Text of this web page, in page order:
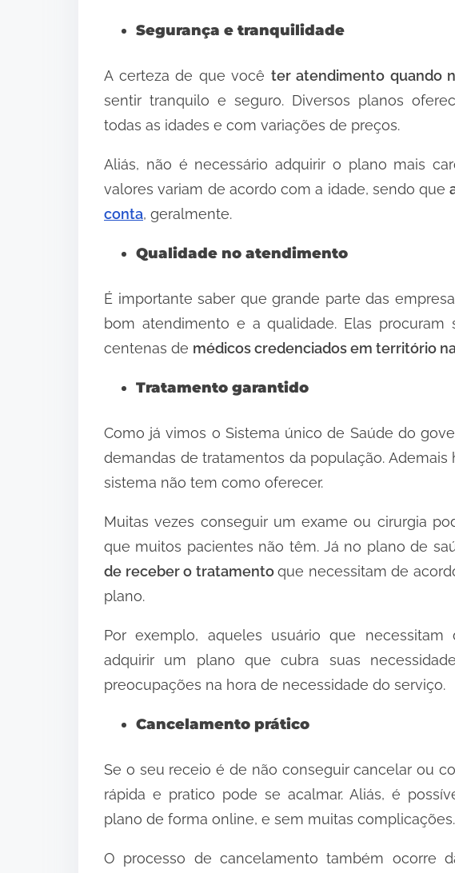
Segurança e tranquilidade
A certeza de que você ter atendimento quando
sentir tranquilo e seguro. Diversos planos
todas as idades e com variações de preços.
Aliás, não é necessário adquirir o plano mais
valores variam de acordo com a idade, sendo que
conta, geralmente.
Qualidade no atendimento
É importante saber que grande parte das
bom atendimento e a qualidade. Elas
centenas de médicos credenciados em território
Tratamento garantido
Como já vimos o Sistema único de Saúde do
demandas de tratamentos da população.
sistema não tem como oferecer.
Muitas vezes conseguir um exame ou cirurgia
que muitos pacientes não têm. Já no plano de
de receber o tratamentoque necessitam de
plano.
Por exemplo, aqueles usuário que
adquirir um plano que cubra suas
preocupações na hora de necessidade do serviço.
Cancelamento prático
Se o seu receio é de não conseguir cancelar ou
rápida e pratico pode se acalmar. Aliás, é
plano de forma online, e sem muitas complicações.
O processo de cancelamento também ocorre